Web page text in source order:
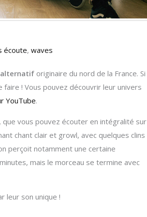
écoute, waves
originaire du nord de la France. Si
! Vous pouvez découvrir leur univers
YouTube.
, que vous pouvez écouter en intégralité sur
chant clair et growl, avec quelques clins
perçoit notamment une certaine
mais le morceau se termine avec
leur son unique !